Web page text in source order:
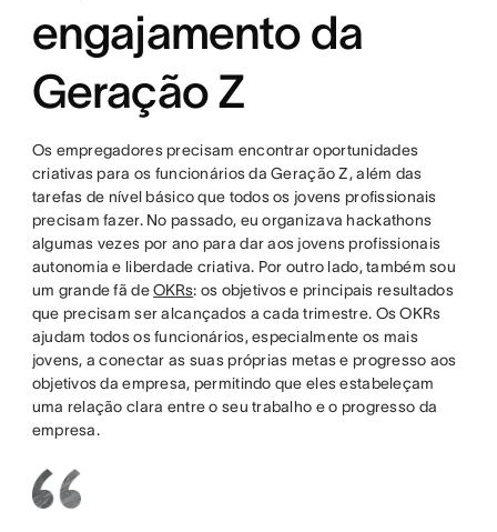
engajamento da
Geração Z
Os empregadores precisam encontrar oportunidades
criativas para os funcionários da Geração Z, além das
tarefas de nível básico que todos os jovens profissionais
precisam fazer. No passado, eu organizava hackathons
algumas vezes por ano para dar aos jovens profissionais
autonomia e liberdade criativa. Por outro lado, também sou
um grande fã deOKRs: os objetivos e principais resultados
que precisam ser alcançados a cada trimestre. Os OKRs
ajudam todos os funcionários, especialmente os mais
jovens, a conectar as suas próprias metas e progresso aos
objetivos da empresa, permitindo que eles estabeleçam
uma relação clara entre o seu trabalho e o progresso da
empresa.